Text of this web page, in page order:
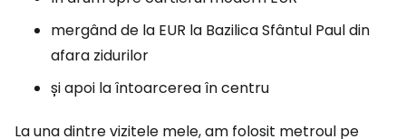
mergând de la EUR la Bazilica Sfântul Paul din
afara zidurilor
și apoi la întoarcerea în centru
La una dintre vizitele mele, am folosit metroul pe